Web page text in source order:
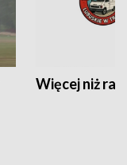
Więcej niż rajd